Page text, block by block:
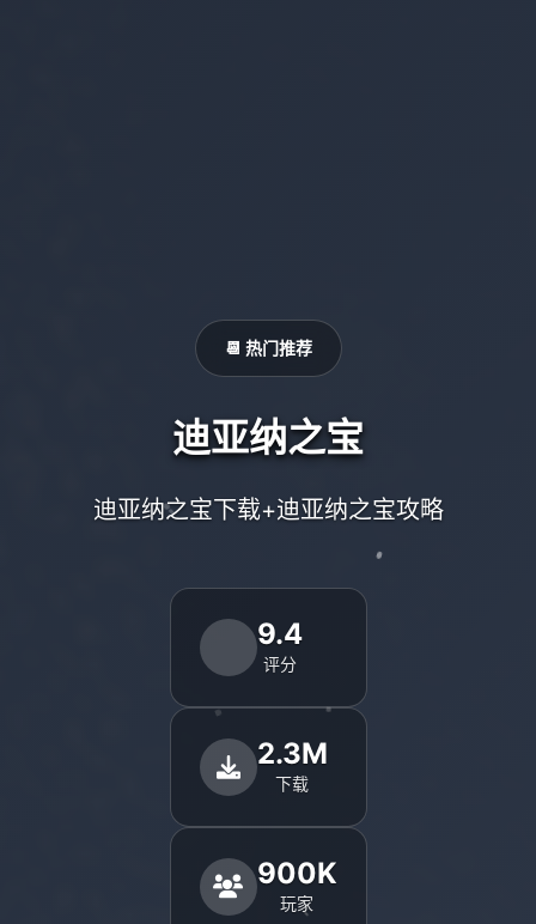
📆 热门推荐
迪亚纳之宝
迪亚纳之宝下载+迪亚纳之宝攻略
9.4
评分
2.3M
下载
900K
玩家